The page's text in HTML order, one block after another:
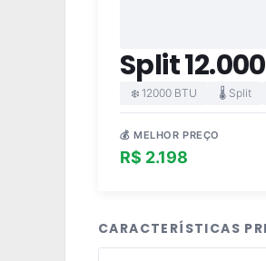
Split
❄️ 12000 BTU 🌡️ Split
💰 MELHOR PREÇO
R$ 2.198
CARACTERÍSTICAS